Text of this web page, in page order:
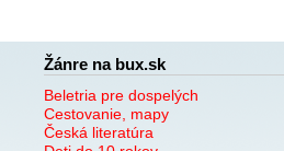
Žánre na bux.sk
Beletria pre dospelých
Cestovanie, mapy
Česká literatúra